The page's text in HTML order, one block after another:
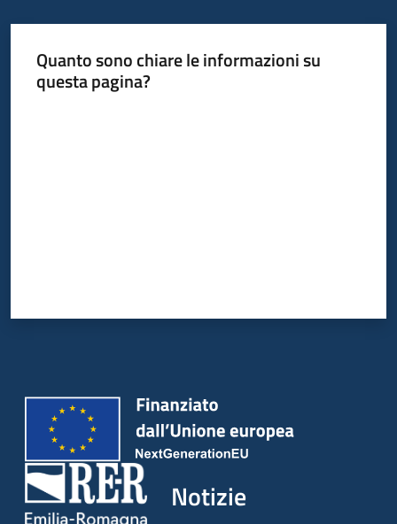
Quanto sono chiare le informazioni su
questa pagina?
Notizie